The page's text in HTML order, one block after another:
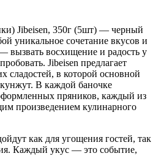
Jibeisen, 350г (5шт) — черный
уникальное сочетание вкусов и
вызвать восхищение и радость у
Jibeisen предлагает
сладостей, в которой основной
В каждой баночке
пряников, каждый из
произведением кулинарного
как для угощения гостей, так
Каждый укус — это событие,